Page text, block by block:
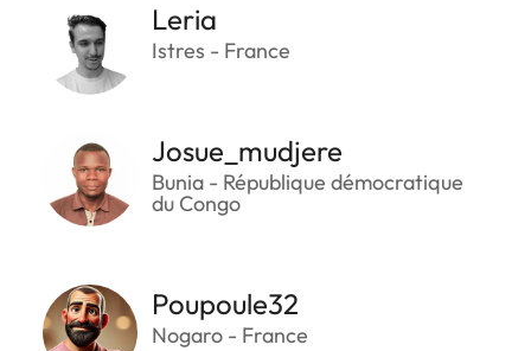
Leria
Istres - France
Josue_mudjere
Bunia - République démocratique
du Congo
Poupoule32
Nogaro - France